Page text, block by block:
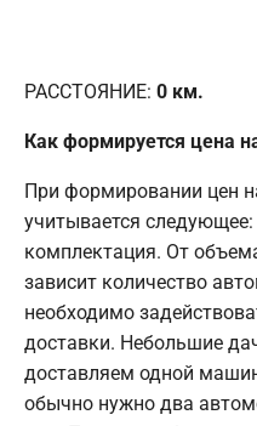
РАССТОЯНИЕ: 0 км.
Как формируется цена
При формировании цен
учитывается следующее:
комплектация. От
зависит количество
необходимо
доставки. Небольшие
доставляем одной
обычно нужно два